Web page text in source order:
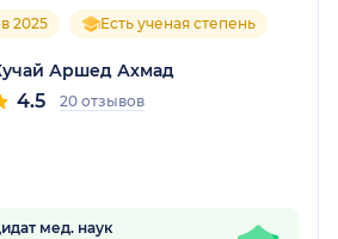
2025 Есть ученая степень
Аршед Ахмад
4.5 20 отзывов
мед. наук